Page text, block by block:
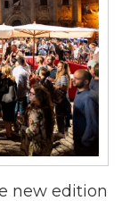
new edition